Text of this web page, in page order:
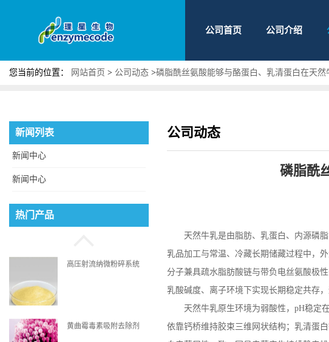
公司首页 公司介绍
您当前的位置： 网站首页 > 公司动态 >磷脂酰丝氨酸能够与酪蛋白、乳清蛋白在天
新闻列表
新闻中心
新闻中心
热门产品
磷脂酰丝氨酸
高压射流纳微粉碎系统
黄曲霉毒素吸附去除剂
公司动态
磷脂酰
天然牛乳是由脂肪、乳蛋白、内源磷
乳品加工与常温、冷藏长期储藏过程中，
分子兼具疏水脂肪酸链与带负电丝氨酸极
乳酸碱度、离子环境下实现长期稳定共存
天然牛乳原生环境为弱酸性， pH稳定在
依靠钙桥维持胶束三维网状结构；乳清蛋